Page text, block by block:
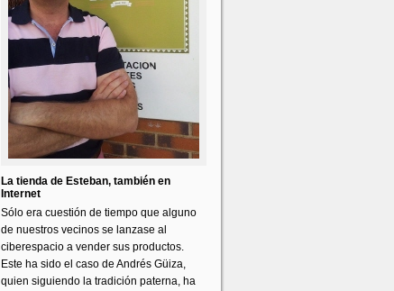
La tienda de Esteban, también en
Internet
Sólo era cuestión de tiempo que alguno
de nuestros vecinos se lanzase al
ciberespacio a vender sus productos.
Este ha sido el caso de Andrés Güiza,
quien siguiendo la tradición paterna, ha